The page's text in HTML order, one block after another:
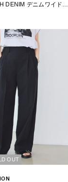
DENIM デニムワイドバ
OUT